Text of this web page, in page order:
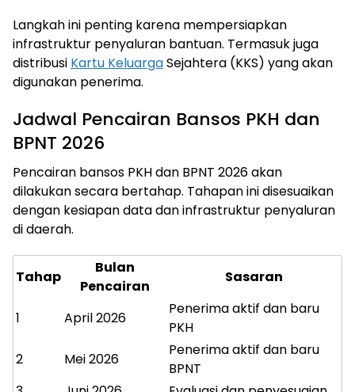
Langkah ini penting karena mempersiapkan
infrastruktur penyaluran bantuan. Termasuk juga
distribusi Kartu KeluargaSejahtera (KKS) yang akan
digunakan penerima.
Jadwal Pencairan Bansos PKH dan
BPNT 2026
Pencairan bansos PKH dan BPNT 2026 akan
dilakukan secara bertahap. Tahapan ini disesuaikan
dengan kesiapan data dan infrastruktur penyaluran
di daerah.
Tahap
Bulan
Pencairan
Sasaran
1 April 2026
Penerima aktif dan baru
PKH
2
Mei 2026
Penerima aktif dan baru
BPNT